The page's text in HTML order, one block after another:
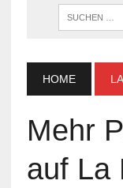
HOME
Mehr
auf La